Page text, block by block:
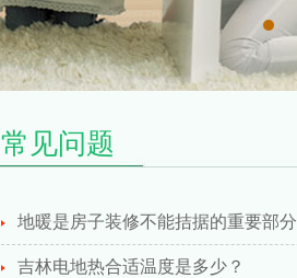
常见问题
地暖是房子装修不能拮据的重要部分
吉林电地热合适温度是多少？